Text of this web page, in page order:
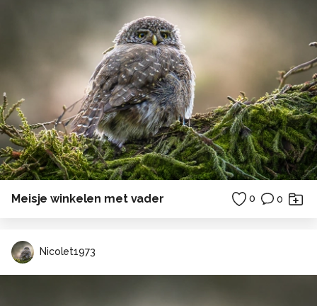
Meisje winkelen met vader 0 0
Nicolet1973